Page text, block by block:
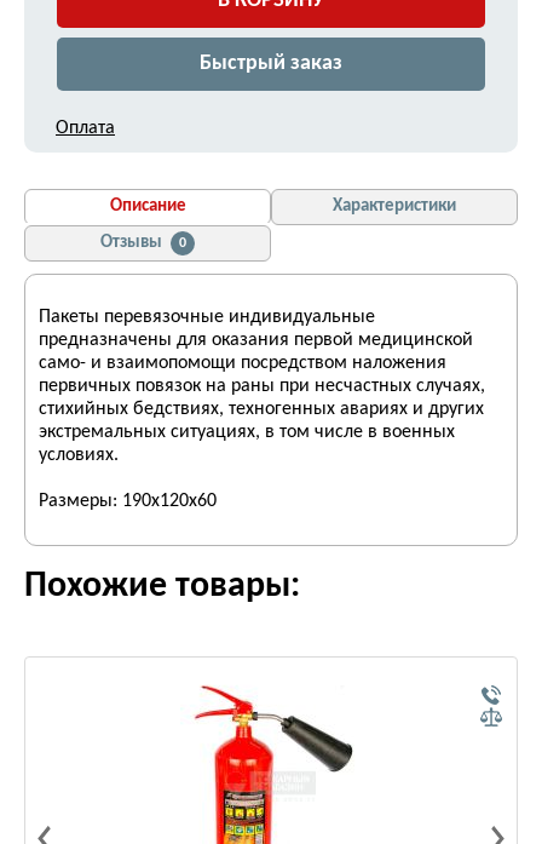
Быстрый заказ
Оплата
Описание
Характеристики
Отзывы
0
Пакеты перевязочные индивидуальные
предназначены для оказания первой медицинской
само- и взаимопомощи посредством наложения
первичных повязок на раны при несчастных случаях,
стихийных бедствиях, техногенных авариях и других
экстремальных ситуациях, в том числе в военных
условиях.
Размеры: 190х120х60
Похожие товары: